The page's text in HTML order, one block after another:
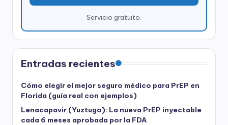
Servicio gratuito.
Entradas recientes
Cómo elegir el mejor seguro médico para PrEP en
Florida (guía real con ejemplos)
Lenacapavir (Yuztugo): La nueva PrEP inyectable
cada 6 meses aprobada por la FDA